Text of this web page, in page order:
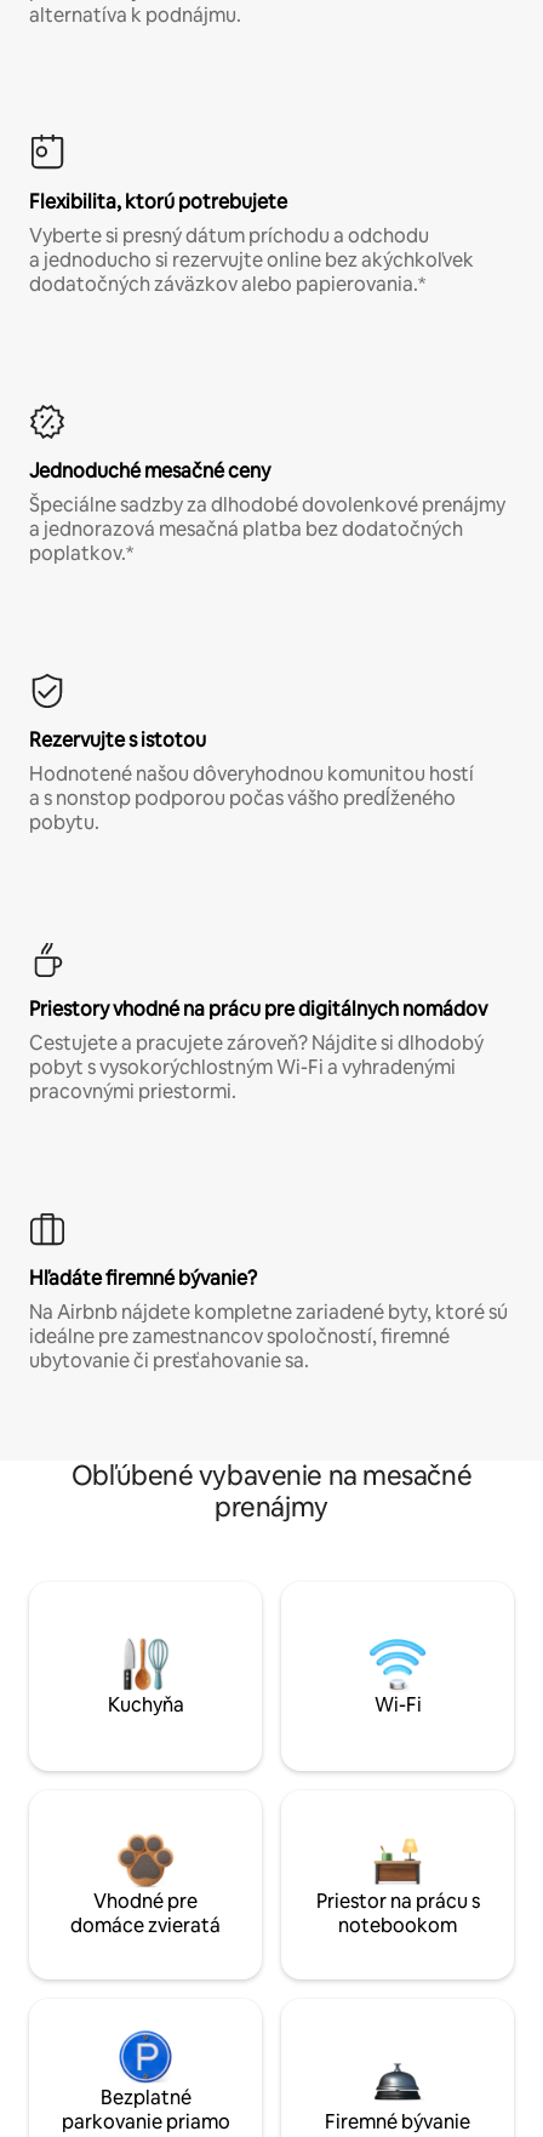
alternatíva k podnájmu.
Flexibilita, ktorú potrebujete
Vyberte si presný dátum príchodu a odchodu
a jednoducho si rezervujte online bez akýchkoľvek
dodatočných záväzkov alebo papierovania.*
Jednoduché mesačné ceny
Špeciálne sadzby za dlhodobé dovolenkové prenájmy
a jednorazová mesačná platba bez dodatočných
poplatkov.*
Rezervujte s istotou
Hodnotené našou dôveryhodnou komunitou hostí
a s nonstop podporou počas vášho predĺženého
pobytu.
Priestory vhodné na prácu pre digitálnych nomádov
Cestujete a pracujete zároveň? Nájdite si dlhodobý
pobyt s vysokorýchlostným Wi-Fi a vyhradenými
pracovnými priestormi.
Hľadáte firemné bývanie?
Na Airbnb nájdete kompletne zariadené byty, ktoré sú
ideálne pre zamestnancov spoločností, firemné
ubytovanie či presťahovanie sa.
Obľúbené vybavenie na mesačné
prenájmy
Kuchyňa Wi-Fi
Vhodné pre
domáce zvieratá
Priestor na prácu s
notebookom
Bezplatné
parkovanie priamo
Firemné bývanie